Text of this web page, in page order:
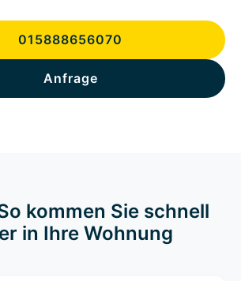
015888656070
Anfrage
kommen Sie schnell
in Ihre Wohnung